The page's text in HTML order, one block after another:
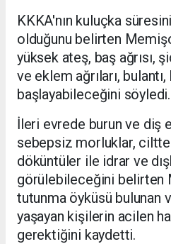
KKKA'nın kuluçka
olduğunu belirten
yüksek ateş, baş ağrısı,
ve eklem ağrıları,
başlayabileceğini söyledi.
İleri evrede burun ve diş
sebepsiz morluklar,
döküntüler ile idrar ve
görülebileceğini belirten
tutunma öyküsü bulunan
yaşayan kişilerin acilen
gerektiğini kaydetti.